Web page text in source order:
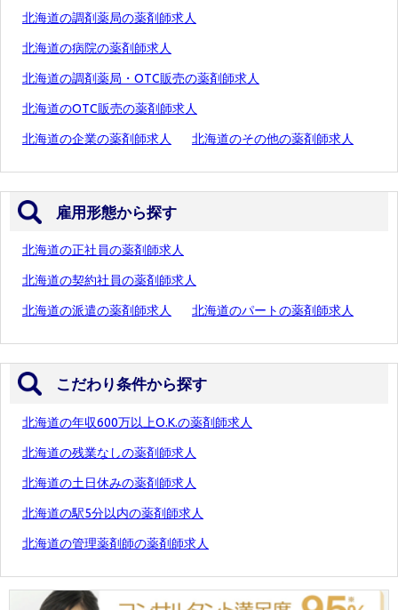
北海道の調剤薬局の薬剤師求人
北海道の病院の薬剤師求人
北海道の調剤薬局・OTC販売の薬剤師求人
北海道のOTC販売の薬剤師求人
北海道の企業の薬剤師求人 北海道のその他の薬剤師求人
雇用形態から探す
北海道の正社員の薬剤師求人
北海道の契約社員の薬剤師求人
北海道の派遣の薬剤師求人 北海道のパートの薬剤師求人
こだわり条件から探す
北海道の年収600万以上O.K.の薬剤師求人
北海道の残業なしの薬剤師求人
北海道の土日休みの薬剤師求人
北海道の駅5分以内の薬剤師求人
北海道の管理薬剤師の薬剤師求人